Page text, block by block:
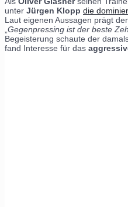
unter Jürgen Klopp die
Laut eigenen Aussagen prägt
„Gegenpressing ist der beste
Begeisterung schaute der
fand Interesse für das